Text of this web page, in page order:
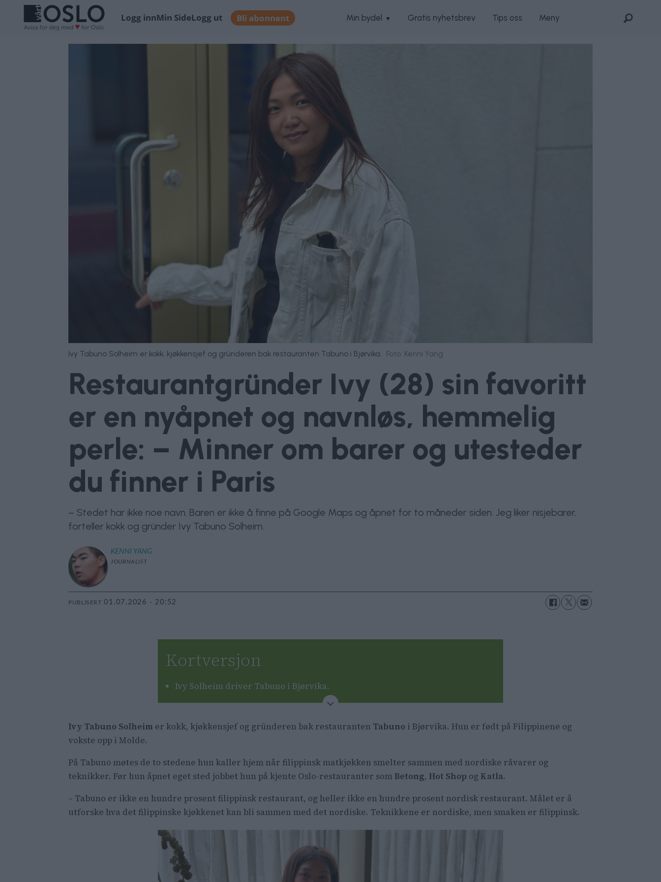
Logg innMin SideLogg ut Bli abonnent Min bydel Gratis nyhetsbrev Tips oss Meny
Ivy Tabuno Solheim er kokk, kjøkkensjef og gründeren bak restauranten Tabuno i Bjørvika. Foto: Kenni Yang
Restaurantgründer Ivy (28) sin favoritt
er en nyåpnet og navnløs, hemmelig
perle: – Minner om barer og utesteder
du finner i Paris
– Stedet har ikke noe navn. Baren er ikke å finne på Google Maps og åpnet for to måneder siden. Jeg liker nisjebarer,
forteller kokk og gründer Ivy Tabuno Solheim.
KENNI YANG
JOURNALIST
PUBLISERT 01.07.2026 - 20:52
Kortversjon
Ivy Solheim driver Tabuno i Bjørvika.
Hun blander filippinske smaker med nordiske teknikker.
Favorittspisestedet hennes er Varemottaket.
Ivy Tabuno Solheim er kokk, kjøkkensjef og gründeren bak restauranten Tabuno i Bjørvika. Hun er født på Filippinene og
vokste opp i Molde.
På Tabuno møtes de to stedene hun kaller hjem når filippinsk matkjøkken smelter sammen med nordiske råvarer og
teknikker. Før hun åpnet eget sted jobbet hun på kjente Oslo-restauranter somBetong,Hot Shop ogKatla.
– Tabuno er ikke en hundre prosent filippinsk restaurant, og heller ikke en hundre prosent nordisk restaurant. Målet er å
utforske hva det filippinske kjøkkenet kan bli sammen med det nordiske. Teknikkene er nordiske, men smaken er filippinsk.